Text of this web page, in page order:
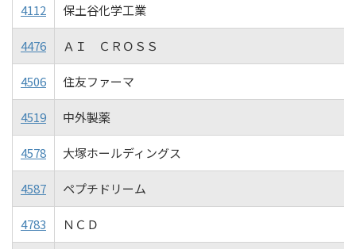
4112 保土谷化学工業
4476 ＡＩ ＣＲＯＳＳ
4506 住友ファーマ
4519 中外製薬
4578 大塚ホールディングス
4587 ペプチドリーム
4783 ＮＣＤ